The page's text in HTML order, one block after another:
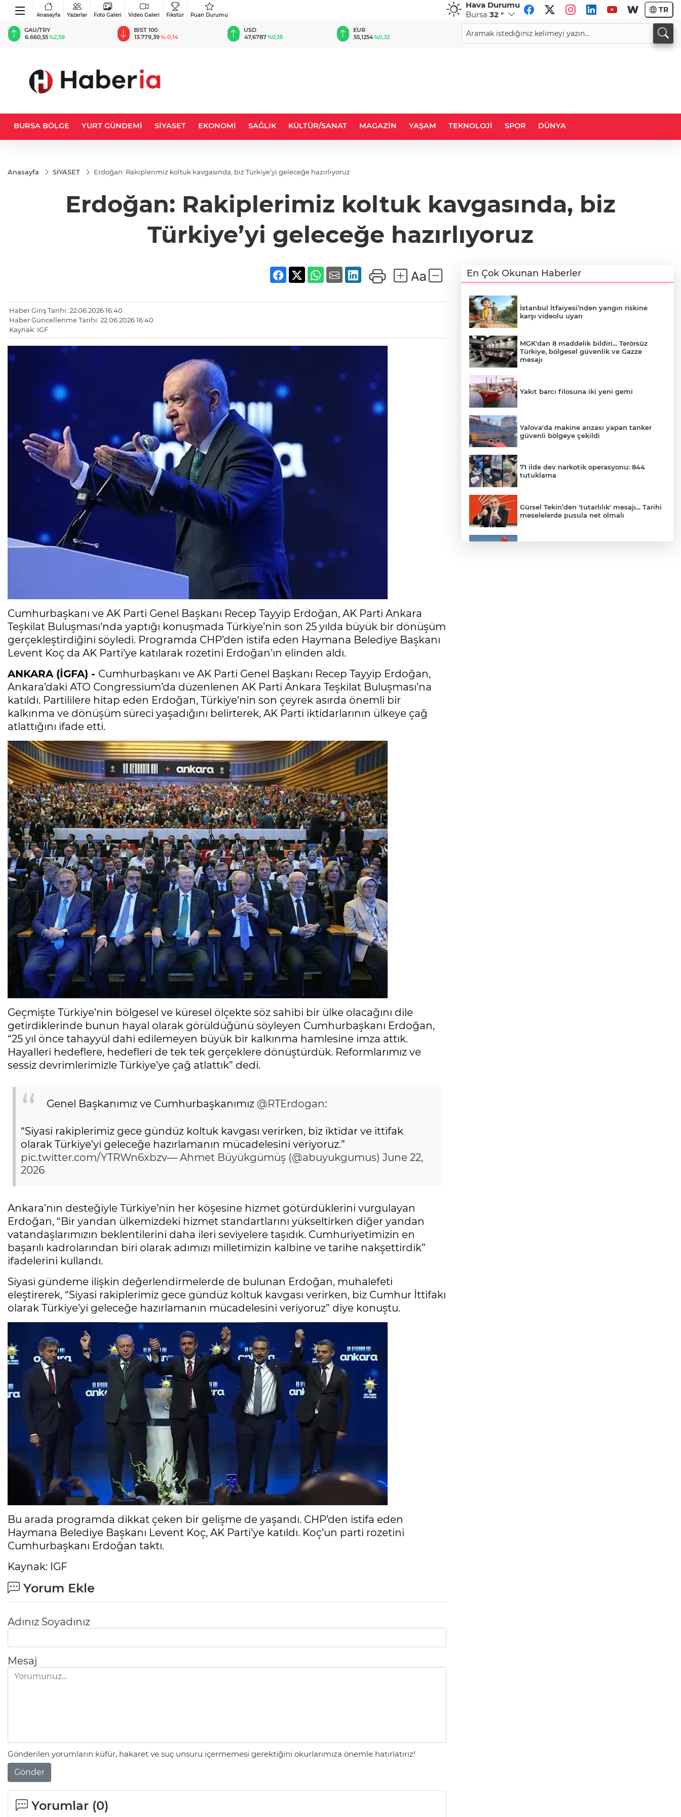
Anasayfa Yazarlar Foto Galeri Video Galeri Fikstür Puan Durumu
Hava Durumu
Bursa 32 ° TR
BIST 100
13.779,39%-0,14
USD
47,6787%0,18
EUR
55,1254%0,32
GBP
64,3468%0,38
CHF
59,0083%0,82
34,1883
BURSA BÖLGE YURT GÜNDEMİ SİYASET EKONOMİ SAĞLIK KÜLTÜR/SANAT MAGAZİN YAŞAM TEKNOLOJİ SPOR DÜNYA
Anasayfa SİYASET Erdoğan: Rakiplerimiz koltuk kavgasında, biz Türkiye’yi geleceğe hazırlıyoruz
Erdoğan: Rakiplerimiz koltuk kavgasında, biz
Türkiye’yi geleceğe hazırlıyoruz
Haber Giriş Tarihi: 22.06.2026 16:40
Haber Güncellenme Tarihi: 22.06.2026 16:40
Kaynak: IGF
Cumhurbaşkanı ve AK Parti Genel Başkanı Recep Tayyip Erdoğan, AK Parti Ankara
Teşkilat Buluşması’nda yaptığı konuşmada Türkiye’nin son 25 yılda büyük bir dönüşüm
gerçekleştirdiğini söyledi. Programda CHP’den istifa eden Haymana Belediye Başkanı
Levent Koç da AK Parti’ye katılarak rozetini Erdoğan’ın elinden aldı.
ANKARA (İGFA) - Cumhurbaşkanı ve AK Parti Genel Başkanı Recep Tayyip Erdoğan,
Ankara’daki ATO Congressium’da düzenlenen AK Parti Ankara Teşkilat Buluşması’na
katıldı. Partililere hitap eden Erdoğan, Türkiye’nin son çeyrek asırda önemli bir
kalkınma ve dönüşüm süreci yaşadığını belirterek, AK Parti iktidarlarının ülkeye çağ
atlattığını ifade etti.
Geçmişte Türkiye’nin bölgesel ve küresel ölçekte söz sahibi bir ülke olacağını dile
getirdiklerinde bunun hayal olarak görüldüğünü söyleyen Cumhurbaşkanı Erdoğan,
“25 yıl önce tahayyül dahi edilemeyen büyük bir kalkınma hamlesine imza attık.
Hayalleri hedeflere, hedefleri de tek tek gerçeklere dönüştürdük. Reformlarımız ve
sessiz devrimlerimizle Türkiye’ye çağ atlattık” dedi.
Genel Başkanımız ve Cumhurbaşkanımız @RTErdogan:
“Siyasi rakiplerimiz gece gündüz koltuk kavgası verirken, biz iktidar ve ittifak
olarak Türkiye’yi geleceğe hazırlamanın mücadelesini veriyoruz.”
pic.twitter.com/YTRWn6xbzv— Ahmet Büyükgümüş (@abuyukgumus) June 22,
2026
Ankara’nın desteğiyle Türkiye’nin her köşesine hizmet götürdüklerini vurgulayan
Erdoğan, “Bir yandan ülkemizdeki hizmet standartlarını yükseltirken diğer yandan
vatandaşlarımızın beklentilerini daha ileri seviyelere taşıdık. Cumhuriyetimizin en
başarılı kadrolarından biri olarak adımızı milletimizin kalbine ve tarihe nakşettirdik”
ifadelerini kullandı.
Siyasi gündeme ilişkin değerlendirmelerde de bulunan Erdoğan, muhalefeti
eleştirerek, “Siyasi rakiplerimiz gece gündüz koltuk kavgası verirken, biz Cumhur İttifakı
olarak Türkiye’yi geleceğe hazırlamanın mücadelesini veriyoruz” diye konuştu.
Bu arada programda dikkat çeken bir gelişme de yaşandı. CHP’den istifa eden
Haymana Belediye Başkanı Levent Koç, AK Parti’ye katıldı. Koç’un parti rozetini
Cumhurbaşkanı Erdoğan taktı.
Kaynak: IGF
Yorum Ekle
Adınız Soyadınız
Mesaj
Gönderilen yorumların küfür, hakaret ve suç unsuru içermemesi gerektiğini okurlarımıza önemle hatırlatırız!
Gönder
Yorumlar (0)
En Çok Okunan Haberler
İstanbul İtfaiyesi’nden yangın riskine
karşı videolu uyarı
MGK'dan 8 maddelik bildiri... Terörsüz
Türkiye, bölgesel güvenlik ve Gazze
mesajı
Yakıt barcı filosuna iki yeni gemi
Yalova'da makine arızası yapan tanker
güvenli bölgeye çekildi
71 ilde dev narkotik operasyonu: 844
tutuklama
Gürsel Tekin’den 'tutarlılık' mesajı... Tarihi
meselelerde pusula net olmalı